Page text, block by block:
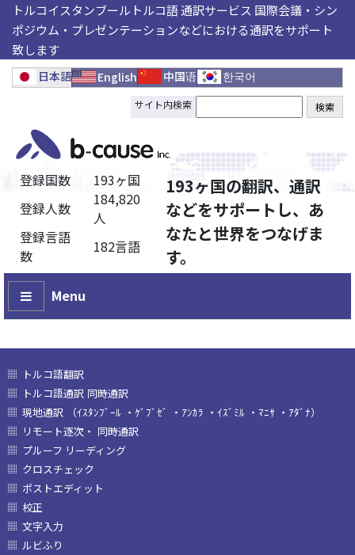
トルコイスタンブールトルコ語 通訳サービス 国際会議・シン
ポジウム・プレゼンテーションなどにおける通訳をサポート
致します